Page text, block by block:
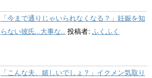
「今まで通りじゃいられなくなる？」妊娠を知
らない彼氏…大事な... 投稿者: ふくふく
「こんな夫、嬉しいでしょ？」イクメン気取り